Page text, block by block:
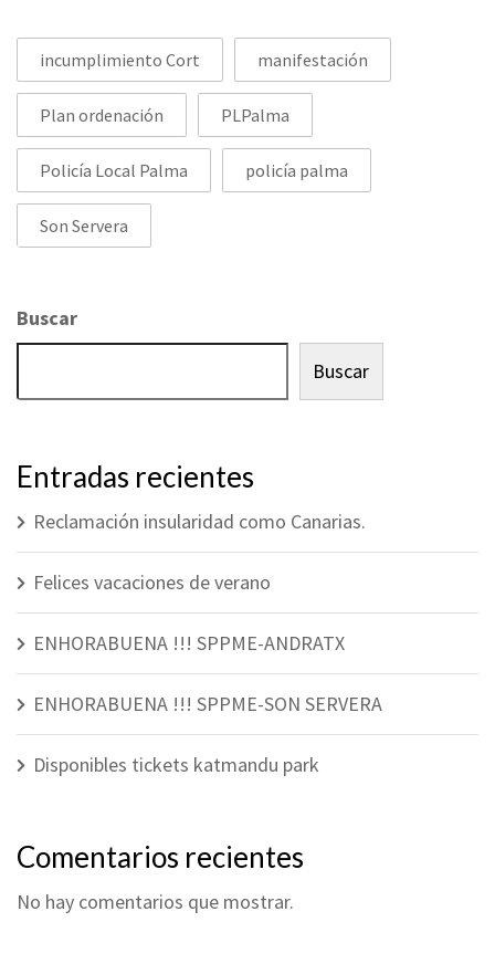
incumplimiento Cort manifestación
Plan ordenación PLPalma
Policía Local Palma policía palma
Son Servera
Buscar
Buscar
Entradas recientes
Reclamación insularidad como Canarias.
Felices vacaciones de verano
ENHORABUENA !!! SPPME-ANDRATX
ENHORABUENA !!! SPPME-SON SERVERA
Disponibles tickets katmandu park
Comentarios recientes
No hay comentarios que mostrar.